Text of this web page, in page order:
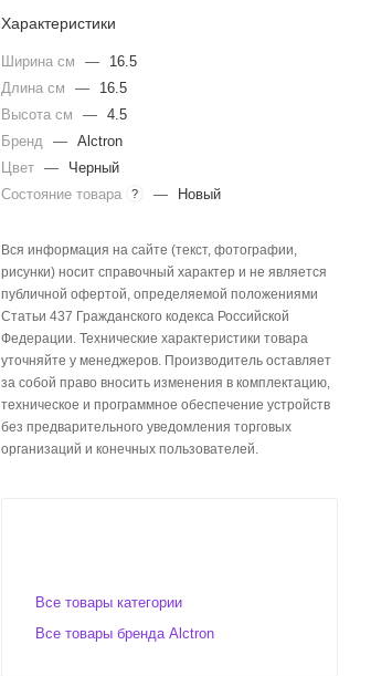
Характеристики
Ширина см —
16.5
Длина см
—
16.5
Высота см
— 4.5
Бренд
— Alctron
Цвет —
Черный
Состояние товара
? — Новый
Вся информация на сайте (текст, фотографии,
рисунки) носит справочный характер и не является
публичной офертой, определяемой положениями
Статьи 437 Гражданского кодекса Российской
Федерации. Технические характеристики товара
уточняйте у менеджеров. Производитель оставляет
за собой право вносить изменения в комплектацию,
техническое и программное обеспечение устройств
без предварительного уведомления торговых
организаций и конечных пользователей.
Все товары категории
Все товары бренда Alctron